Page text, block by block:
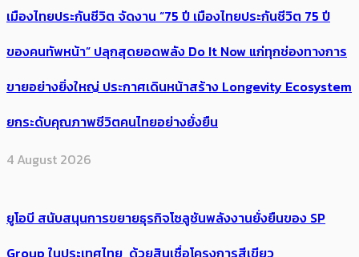
เมืองไทยประกันชีวิต จัดงาน “75 ปี เมืองไทยประกันชีวิต 75 ปี
ของคนทัพหน้า” ปลุกสุดยอดพลัง Do It Now แก่ทุกช่องทางการ
ขายอย่างยิ่งใหญ่ ประกาศเดินหน้าสร้าง Longevity Ecosystem
ยกระดับคุณภาพชีวิตคนไทยอย่างยั่งยืน
4 August 2026
ยูโอบี สนับสนุนการขยายธุรกิจโซลูชันพลังงานยั่งยืนของ SP